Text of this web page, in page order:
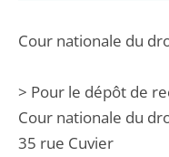
Cour nationale du
> Pour le dépôt de
Cour nationale du
35 rue Cuvier